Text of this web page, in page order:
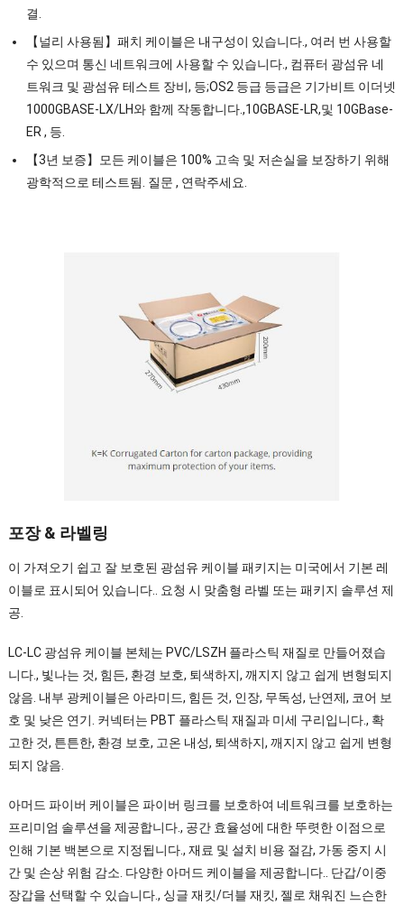
결.
【널리 사용됨】패치 케이블은 내구성이 있습니다., 여러 번 사용할
수 있으며 통신 네트워크에 사용할 수 있습니다., 컴퓨터 광섬유 네
트워크 및 광섬유 테스트 장비, 등;OS2 등급 등급은 기가비트 이더넷
1000GBASE-LX/LH와 함께 작동합니다.,10GBASE-LR,및 10GBase-
ER , 등.
【3년 보증】모든 케이블은 100% 고속 및 저손실을 보장하기 위해
광학적으로 테스트됨. 질문 , 연락주세요.
포장 & 라벨링
이 가져오기 쉽고 잘 보호된 광섬유 케이블 패키지는 미국에서 기본 레
이블로 표시되어 있습니다.. 요청 시 맞춤형 라벨 또는 패키지 솔루션 제
공.
LC-LC 광섬유 케이블 본체는 PVC/LSZH 플라스틱 재질로 만들어졌습
니다., 빛나는 것, 힘든, 환경 보호, 퇴색하지, 깨지지 않고 쉽게 변형되지
않음. 내부 광케이블은 아라미드, 힘든 것, 인장, 무독성, 난연제, 코어 보
호 및 낮은 연기. 커넥터는 PBT 플라스틱 재질과 미세 구리입니다., 확
고한 것, 튼튼한, 환경 보호, 고온 내성, 퇴색하지, 깨지지 않고 쉽게 변형
되지 않음.
아머드 파이버 케이블은 파이버 링크를 보호하여 네트워크를 보호하는
프리미엄 솔루션을 제공합니다., 공간 효율성에 대한 뚜렷한 이점으로
인해 기본 백본으로 지정됩니다., 재료 및 설치 비용 절감, 가동 중지 시
간 및 손상 위험 감소. 다양한 아머드 케이블을 제공합니다.. 단갑/이중
장갑을 선택할 수 있습니다., 싱글 재킷/더블 재킷, 젤로 채워진 느슨한